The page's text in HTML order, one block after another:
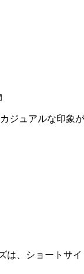
ジュアルな印象
、ショートサ